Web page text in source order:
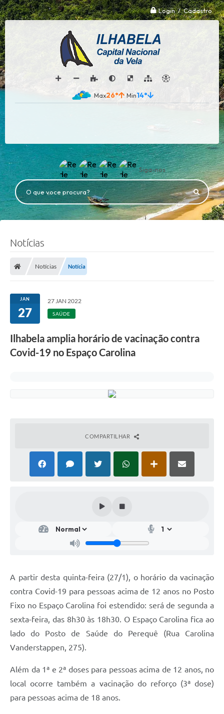
Login / Cadastro
26° 14°
Siga-nos
O que voce procura?
Notícias
Notícias Notícia
JAN
27
27 JAN 2022
SAÚDE
Ilhabela amplia horário de vacinação contra
Covid-19 no Espaço Carolina
COMPARTILHAR
A partir desta quinta-feira (27/1), o horário da vacinação
contra Covid-19 para pessoas acima de 12 anos no Posto
Fixo no Espaço Carolina foi estendido: será de segunda a
sexta-feira, das 8h30 às 18h30. O Espaço Carolina fica ao
lado do Posto de Saúde do Perequê (Rua Carolina
Vanderstappen, 275).
Além da 1ª e 2ª doses para pessoas acima de 12 anos, no
local ocorre também a vacinação do reforço (3ª dose)
para pessoas acima de 18 anos.